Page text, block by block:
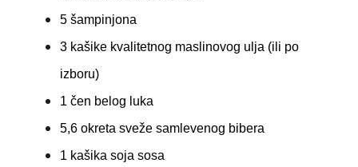
5 šampinjona
3 kašike kvalitetnog maslinovog ulja (ili po
izboru)
1 čen belog luka
5,6 okreta sveže samlevenog bibera
1 kašika soja sosa